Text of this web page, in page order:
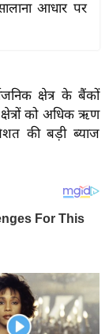
आधार पर
क्षेत्र के बैंकों
को अधिक ऋण
की बड़ी ब्याज